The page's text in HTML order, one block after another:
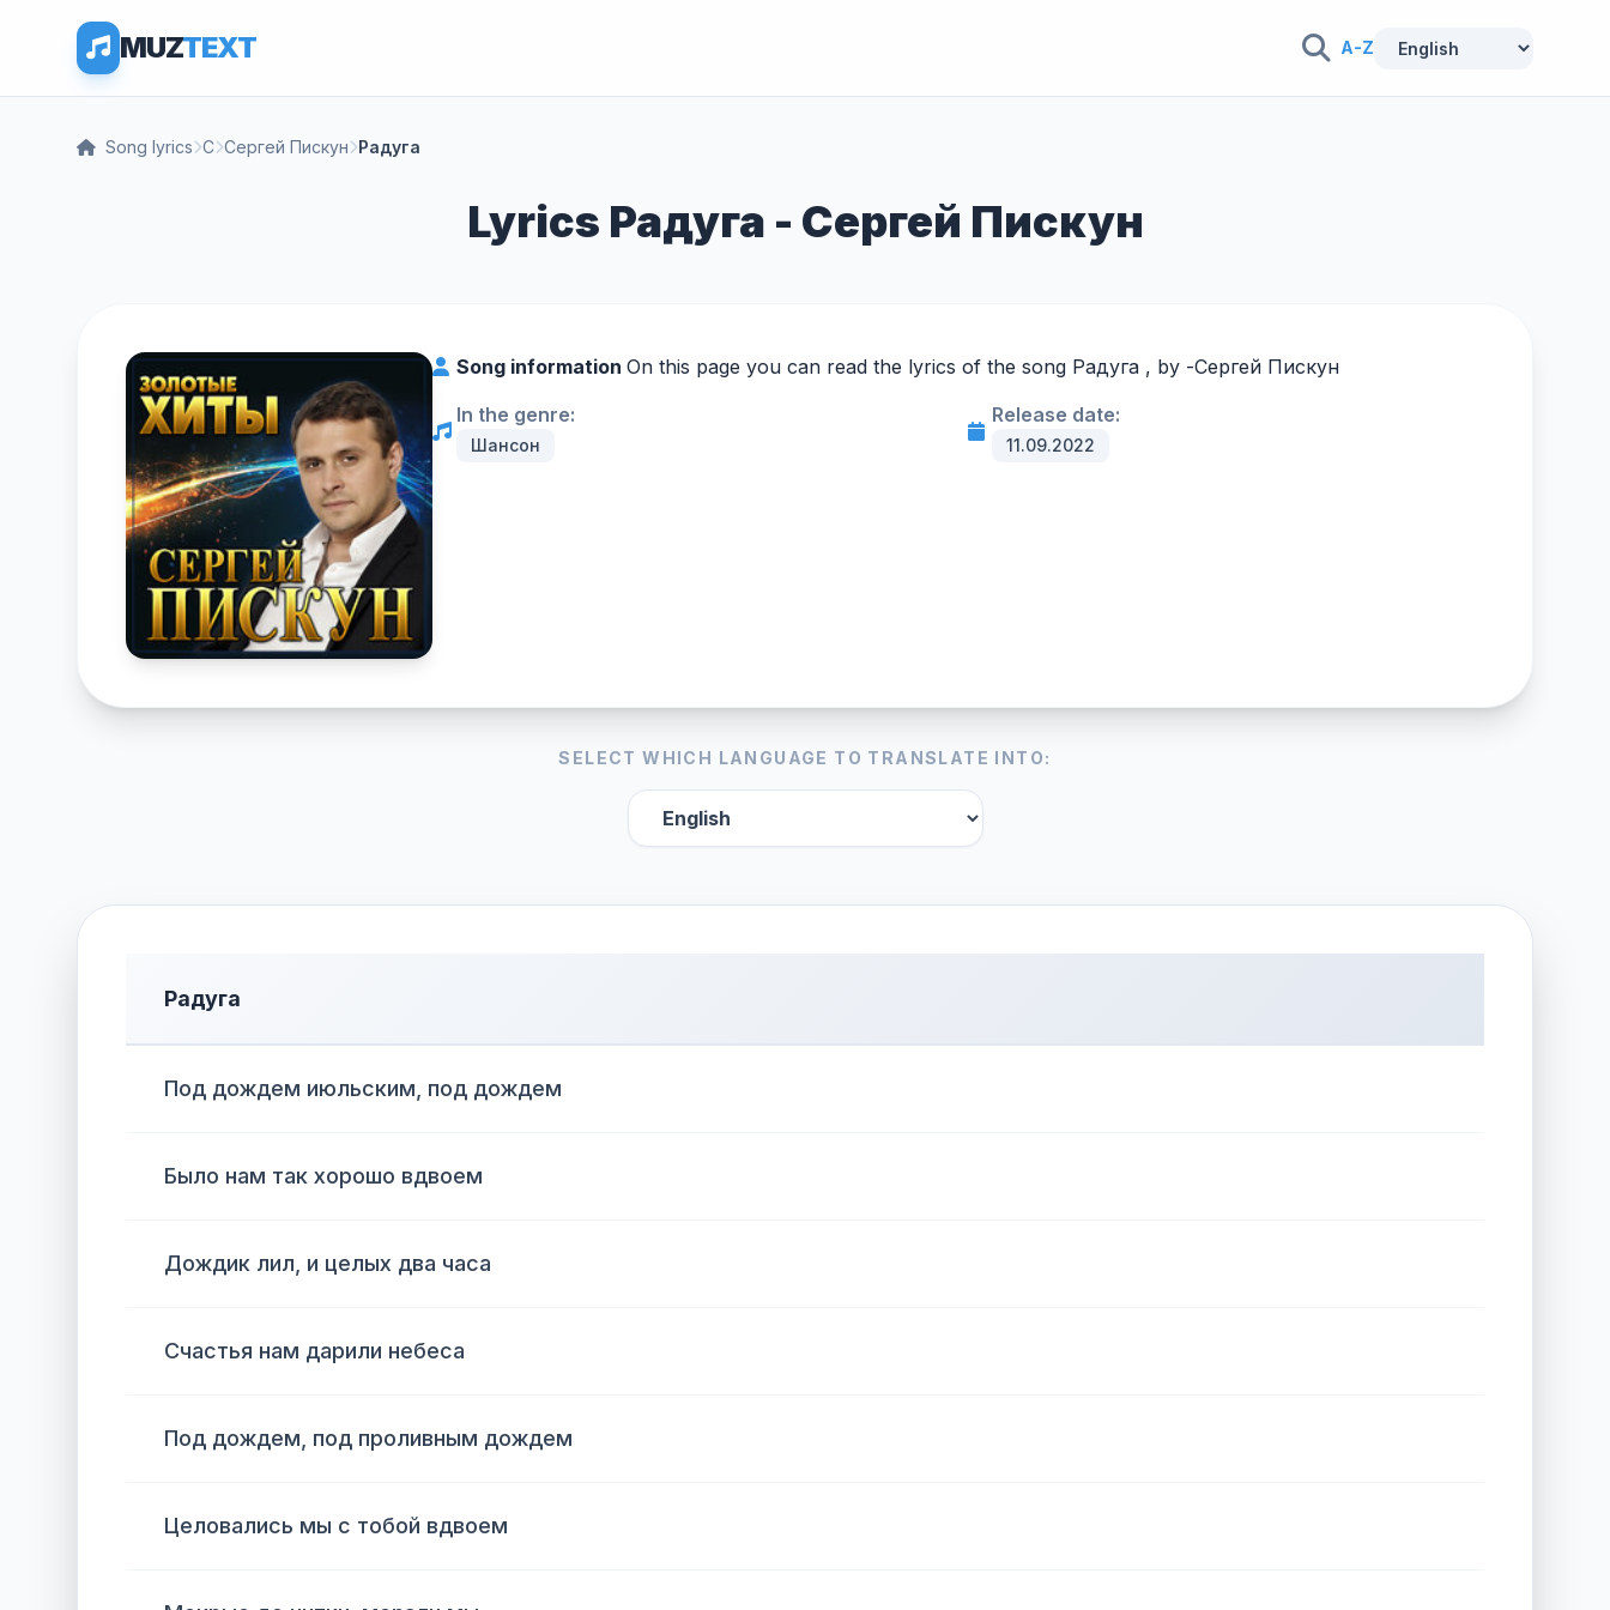
MUZTEXT A-Z
Song lyrics С Сергей Пискун Радуга
Lyrics Радуга - Сергей Пискун
Song information On this page you can read the lyrics of the song Радуга , by -Сергей Пискун
In the genre:
Шансон
Release date:
11.09.2022
SELECT WHICH LANGUAGE TO TRANSLATE INTO:
Радуга
Под дождем июльским, под дождем
Было нам так хорошо вдвоем
Дождик лил, и целых два часа
Счастья нам дарили небеса
Под дождем, под проливным дождем
Целовались мы с тобой вдвоем